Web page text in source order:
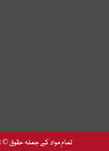
تمام مواد کے جملہ حقوق © 2026 ایکسپریس اردو